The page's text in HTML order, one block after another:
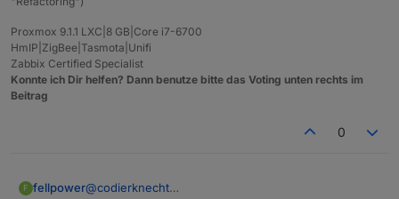
Proxmox 9.1.1 LXC|8 GB|Core i7-6700
HmIP|ZigBee|Tasmota|Unifi
Zabbix Certified Specialist
Konnte ich Dir helfen? Dann benutze bitte das Voting unten rechts im
Beitrag
0
F fellpower@codierknecht